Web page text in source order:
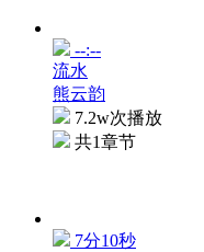
--:--
流水
熊云韵
7.2w次播放
共1章节
7分10秒